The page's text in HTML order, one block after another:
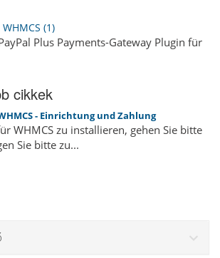
(1)
Plus Payments-Gateway Plugin für
cikkek
- Einrichtung und Zahlung
WHMCS zu installieren, gehen Sie bitte
Sie bitte zu...